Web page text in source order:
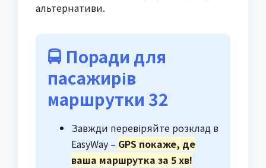
альтернативи.
🚍 Поради для
пасажирів
маршрутки 32
Завжди перевіряйте розклад в
EasyWay – GPS покаже, де
ваша маршрутка за 5 хв!